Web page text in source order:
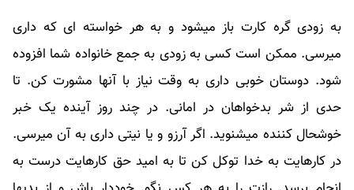
به زودی گره کارت باز میشود و به هر خواسته ای که داری
میرسی. ممکن است کسی به زودی به جمع خانواده شما افزوده
شود. دوستان خوبی داری به وقت نیاز با آنها مشورت کن. تا
حدی از شر بدخواهان در امانی. در چند روز آینده یک خبر
خوشحال کننده میشنوید. اگر آرزو و یا نیتی داری به آن میرسی.
در کارهایت به خدا توکل کن تا به امید حق کارهایت درست به